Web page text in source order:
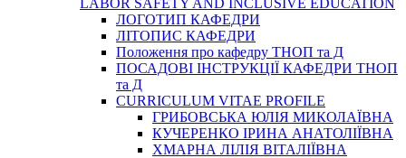
LABOR SAFETY AND INCLUSIVE EDUCATION
ЛОГОТИП КАФЕДРИ
ЛІТОПИС КАФЕДРИ
Положення про кафедру ТНОП та Д
ПОСАДОВІ ІНСТРУКЦІЇ КАФЕДРИ ТНОП
та Д
CURRICULUM VITAE PROFILE
ГРИБОВСЬКА ЮЛІЯ МИКОЛАЇВНА
КУЧЕРЕНКО ІРИНА АНАТОЛІЇВНА
ХМАРНА ЛІЛІЯ ВІТАЛІЇВНА